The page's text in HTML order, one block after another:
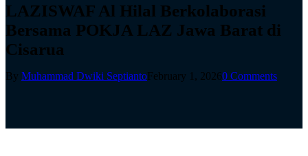
LAZISWAF Al Hilal Berkolaborasi
Bersama POKJA LAZ Jawa Barat di
Cisarua
By Muhammad Dwiki SeptiantoFebruary 1, 20260 Comments